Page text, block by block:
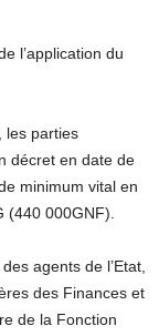
l’application du
parties
décret en date de
minimum vital en
(440 000GNF).
agents de l’Etat,
des Finances et
de la Fonction